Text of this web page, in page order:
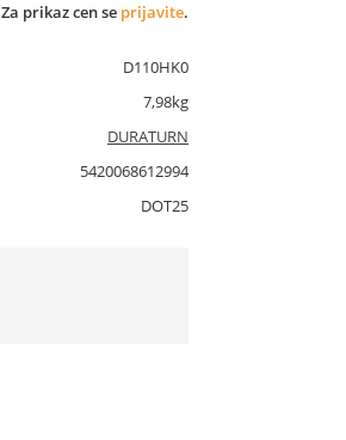
Za prikaz cen se prijavite.
D110HK0
7,98kg
DURATURN
5420068612994
DOT25